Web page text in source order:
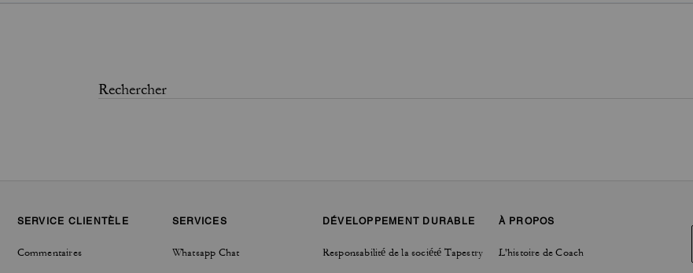
SERVICE CLIENTÈLE
Commentaires
SERVICES
Whatsapp Chat
DÉVELOPPEMENT DURABLE
Responsabilité de la société Tapestry
À PROPOS
L'histoire de Coach